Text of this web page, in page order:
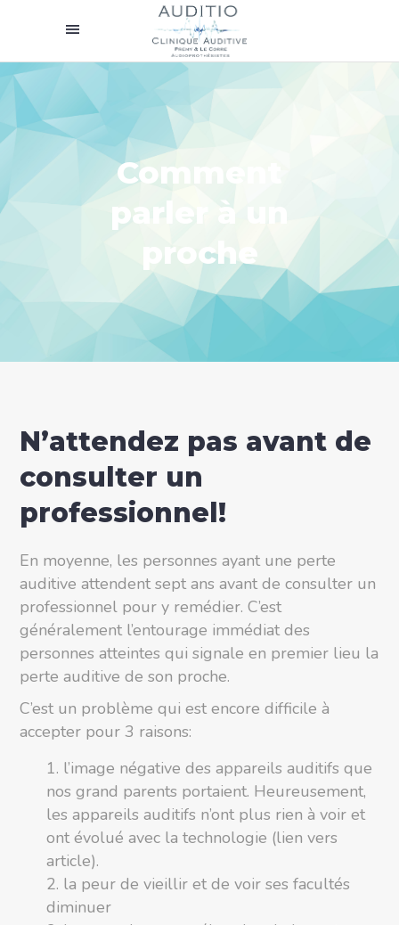
Comment
parler à un
proche
N’attendez pas avant de
consulter un
professionnel!
En moyenne, les personnes ayant une perte
auditive attendent sept ans avant de consulter un
professionnel pour y remédier. C’est
généralement l’entourage immédiat des
personnes atteintes qui signale en premier lieu la
perte auditive de son proche.
C’est un problème qui est encore difficile à
accepter pour 3 raisons:
l’image négative des appareils auditifs que
nos grand parents portaient. Heureusement,
les appareils auditifs n’ont plus rien à voir et
ont évolué avec la technologie (lien vers
article).
la peur de vieillir et de voir ses facultés
diminuer